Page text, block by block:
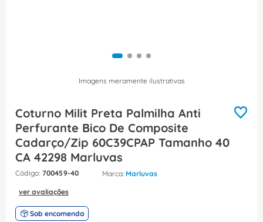
Imagens meramente ilustrativas
Coturno Milit Preta Palmilha Anti
Perfurante Bico De Composite
Cadarço/Zip 60C39CPAP Tamanho 40
CA 42298 Marluvas
: 700459-40 Marluvas
ver avaliações
Sob encomenda